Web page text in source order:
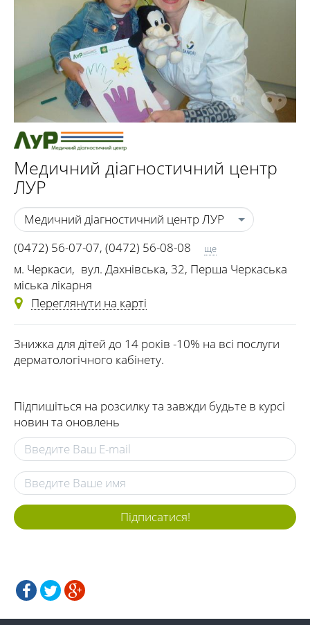
Медичний діагностичний центр
ЛУР
Медичний діагностичний центр ЛУР
(0472) 56-07-07, (0472) 56-08-08
(0472) 56-95-72 (093) 170-72-02
ще
м. Черкаси, вул. Дахнівська, 32, Перша Черкаська
міська лікарня
Переглянути на карті
Знижка для дітей до 14 років -10% на всі послуги
дерматологічного кабінету.
Підпишіться на розсилку та завжди будьте в курсі
новин та оновлень
Підписатися!